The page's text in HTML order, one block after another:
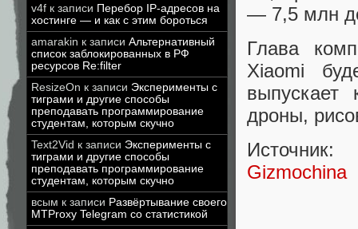
v4f к записи Перебор IP-адресов на
хостинге — и как с этим бороться
amarakin к записи Альтернативный
список заблокированных в РФ
ресурсов Re:filter
ResizeOn к записи Эксперименты с
тиграми и другие способы
преподавать программирование
студентам, которым скучно
Text2Vid к записи Эксперименты с
тиграми и другие способы
преподавать программирование
студентам, которым скучно
всым к записи Развёртывание своего
MTProxy Telegram со статистикой
— 7,5 млн
Глава
Xiaomi
выпускает
дроны,
Источник:
Gizmochina